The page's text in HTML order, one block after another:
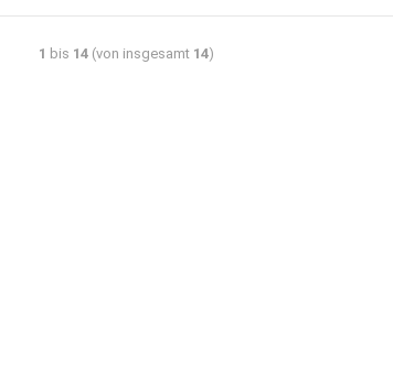
1 bis 14(von insgesamt 14)